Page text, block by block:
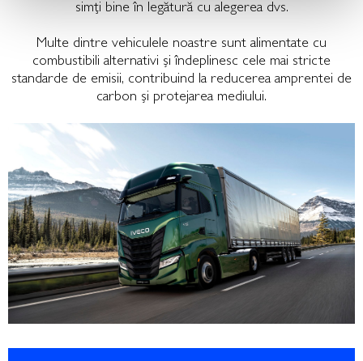
simți bine în legătură cu alegerea dvs.
Multe dintre vehiculele noastre sunt alimentate cu
combustibili alternativi și îndeplinesc cele mai stricte
standarde de emisii, contribuind la reducerea amprentei de
carbon și protejarea mediului.